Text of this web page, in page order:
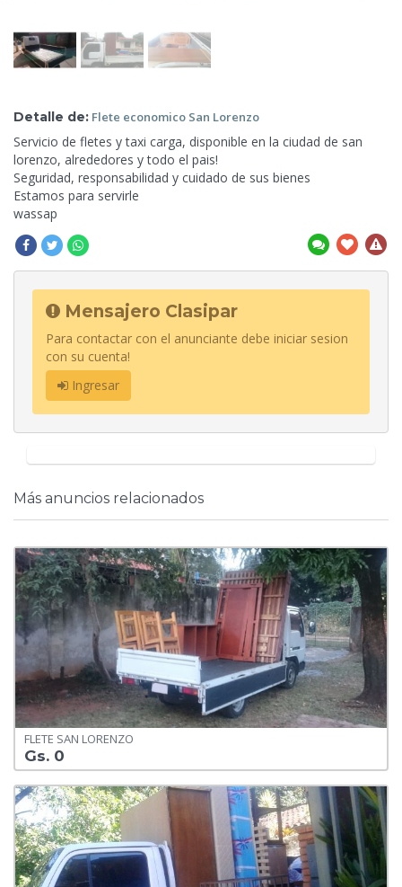
Detalle de: Flete economico San Lorenzo
Servicio de fletes y taxi carga, disponible en la ciudad de san
lorenzo, alrededores y todo el pais!
Seguridad, responsabilidad y cuidado de sus bienes
Estamos para servirle
wassap
Mensajero Clasipar
Para contactar con el anunciante debe iniciar sesion
con su cuenta!
Ingresar
Más anuncios relacionados
FLETE SAN LORENZO
Gs. 0